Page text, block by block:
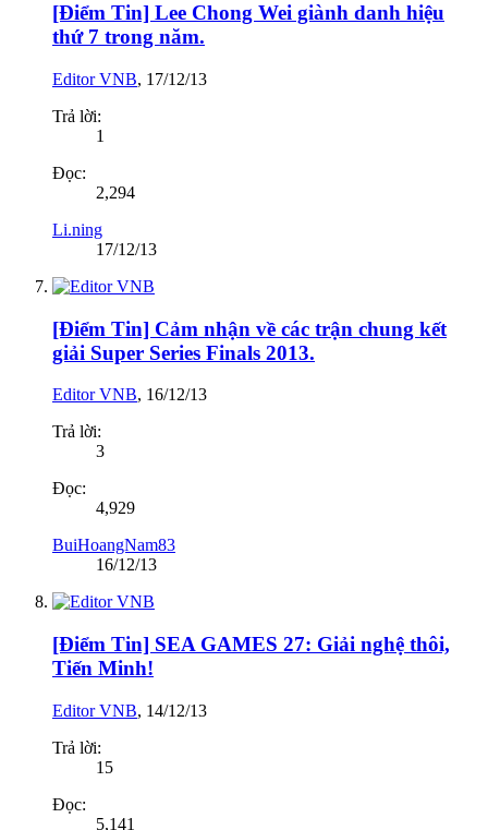
[Điểm Tin] Lee Chong Wei giành danh hiệu
thứ 7 trong năm.
Editor VNB, 17/12/13
Trả lời:
1
Đọc:
2,294
Li.ning
17/12/13
[Điểm Tin] Cảm nhận về các trận chung kết
giải Super Series Finals 2013.
Editor VNB, 16/12/13
Trả lời:
3
Đọc:
4,929
BuiHoangNam83
16/12/13
[Điểm Tin] SEA GAMES 27: Giải nghệ thôi,
Tiến Minh!
Editor VNB, 14/12/13
Trả lời:
15
Đọc:
5,141